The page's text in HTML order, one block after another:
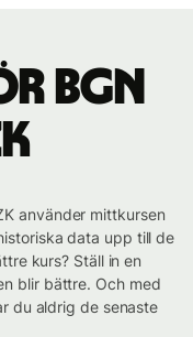
BGN
använder mittkursen
data upp till de
kurs? Ställ in en
blir bättre. Och med
du aldrig de senaste